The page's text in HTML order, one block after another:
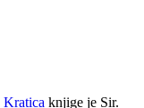
Kratica knjige je Sir.